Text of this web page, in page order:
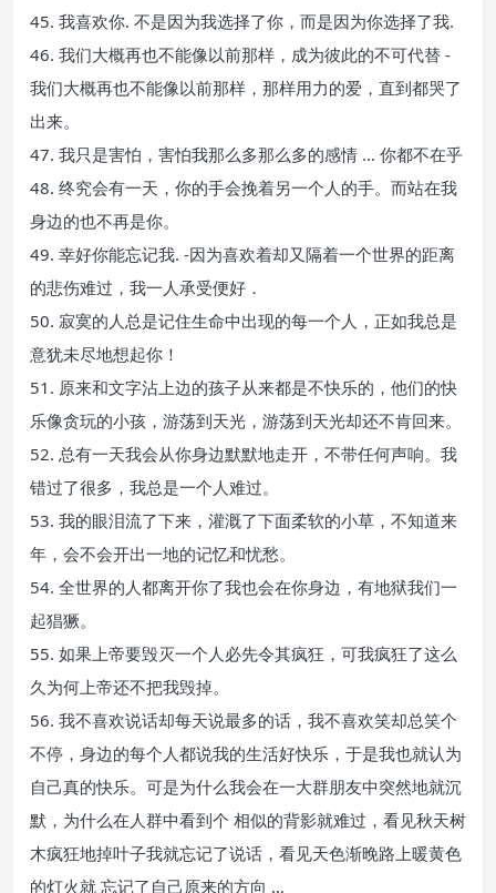
45. 我喜欢你. 不是因为我选择了你，而是因为你选择了我.
46. 我们大概再也不能像以前那样，成为彼此的不可代替 -
我们大概再也不能像以前那样，那样用力的爱，直到都哭了
出来。
47. 我只是害怕，害怕我那么多那么多的感情 … 你都不在乎
48. 终究会有一天，你的手会挽着另一个人的手。而站在我
身边的也不再是你。
49. 幸好你能忘记我. -因为喜欢着却又隔着一个世界的距离
的悲伤难过，我一人承受便好．
50. 寂寞的人总是记住生命中出现的每一个人，正如我总是
意犹未尽地想起你！
51. 原来和文字沾上边的孩子从来都是不快乐的，他们的快
乐像贪玩的小孩，游荡到天光，游荡到天光却还不肯回来。
52. 总有一天我会从你身边默默地走开，不带任何声响。我
错过了很多，我总是一个人难过。
53. 我的眼泪流了下来，灌溉了下面柔软的小草，不知道来
年，会不会开出一地的记忆和忧愁。
54. 全世界的人都离开你了我也会在你身边，有地狱我们一
起猖獗。
55. 如果上帝要毁灭一个人必先令其疯狂，可我疯狂了这么
久为何上帝还不把我毁掉。
56. 我不喜欢说话却每天说最多的话，我不喜欢笑却总笑个
不停，身边的每个人都说我的生活好快乐，于是我也就认为
自己真的快乐。可是为什么我会在一大群朋友中突然地就沉
默，为什么在人群中看到个 相似的背影就难过，看见秋天树
木疯狂地掉叶子我就忘记了说话，看见天色渐晚路上暖黄色
的灯火就 忘记了自己原来的方向 …